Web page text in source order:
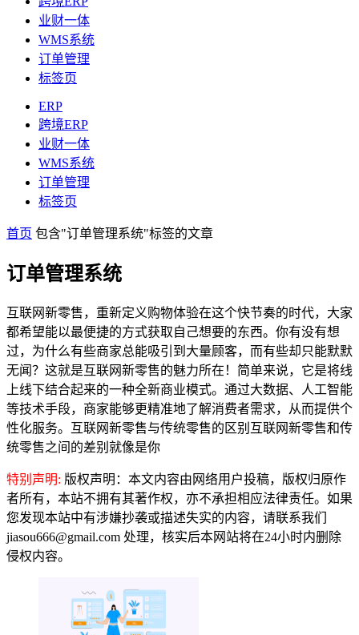
业财一体
WMS系统
订单管理
标签页
ERP
跨境ERP
业财一体
WMS系统
订单管理
标签页
首页 包含"订单管理系统"标签的文章
订单管理系统
互联网新零售，重新定义购物体验在这个快节奏的时代，大家
都希望能以最便捷的方式获取自己想要的东西。你有没有想
过，为什么有些商家总能吸引到大量顾客，而有些却只能默默
无闻？这就是互联网新零售的魅力所在！简单来说，它是将线
上线下结合起来的一种全新商业模式。通过大数据、人工智能
等技术手段，商家能够更精准地了解消费者需求，从而提供个
性化服务。互联网新零售与传统零售的区别互联网新零售和传
统零售之间的差别就像是你
特别声明: 版权声明：本文内容由网络用户投稿，版权归原作
者所有，本站不拥有其著作权，亦不承担相应法律责任。如果
您发现本站中有涉嫌抄袭或描述失实的内容，请联系我们
jiasou666@gmail.com 处理，核实后本网站将在24小时内删除
侵权内容。